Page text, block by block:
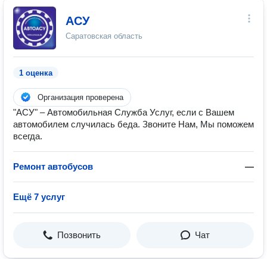
АСУ
Саратовская область
1 оценка
Организация проверена
"АСУ" – Автомобильная Служба Услуг, если с Вашем
автомобилем случилась беда. Звоните Нам, Мы поможем
всегда.
Ремонт автобусов —
Ещё 7 услуг
Позвонить Чат